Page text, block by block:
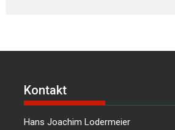
Kontakt
Hans Joachim Lodermeier